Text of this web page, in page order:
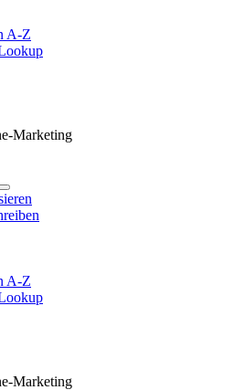
A-Z
Marketing
A-Z
Marketing